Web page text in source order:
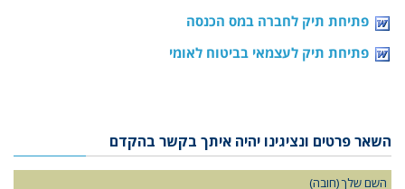
פתיחת תיק לחברה במס הכנסה
פתיחת תיק לעצמאי בביטוח לאומי
השאר פרטים ונציגינו יהיה איתך בקשר בהקדם
השם שלך (חובה)